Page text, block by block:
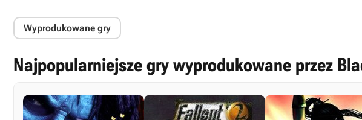
Wyprodukowane gry
Najpopularniejsze gry wyprodukowane przez